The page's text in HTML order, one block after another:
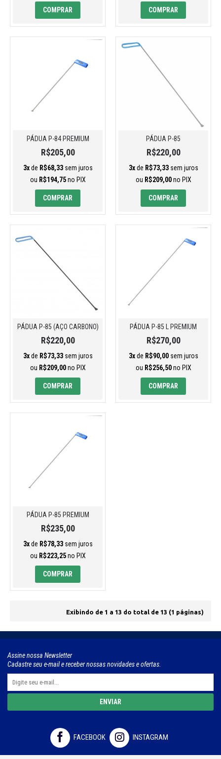
COMPRAR COMPRAR
PÁDUA P-84 PREMIUM
R$205,00
3xde R$68,33sem juros
ou R$194,75no PIX
COMPRAR
PÁDUA P-85
R$220,00
3xde R$73,33sem juros
ou R$209,00no PIX
COMPRAR
PÁDUA P-85 (AÇO CARBONO)
R$220,00
3xde R$73,33sem juros
ou R$209,00no PIX
COMPRAR
PÁDUA P-85 L PREMIUM
R$270,00
3xde R$90,00sem juros
ou R$256,50no PIX
COMPRAR
PÁDUA P-85 PREMIUM
R$235,00
3xde R$78,33sem juros
ou R$223,25no PIX
COMPRAR
Exibindo de 1 a 13 do total de 13 (1 páginas)
Assine nossa Newsletter
Cadastre seu e-mail e receber nossas novidades e ofertas.
ENVIAR
FACEBOOK INSTAGRAM